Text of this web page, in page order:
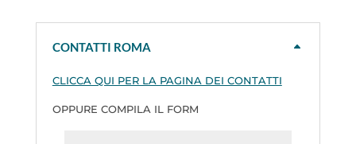
CONTATTI ROMA
CLICCA QUI PER LA PAGINA DEI CONTATTI
OPPURE COMPILA IL FORM